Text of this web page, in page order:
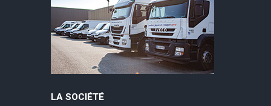
LA SOCIÉTÉ